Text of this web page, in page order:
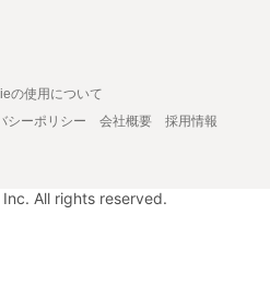
の使用について
シーポリシー 会社概要
採用情報
All rights reserved.